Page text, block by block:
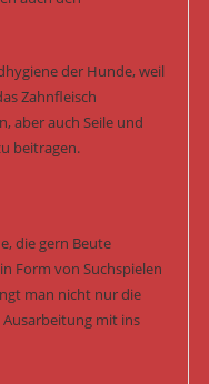
der Hunde, weil
Zahnfleisch
aber auch Seile und
beitragen.
die gern Beute
Form von Suchspielen
man nicht nur die
mit ins